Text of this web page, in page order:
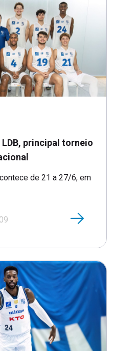
principal torneio
de 21 a 27/6, em